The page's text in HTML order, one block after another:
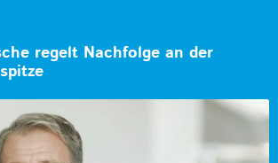
regelt Nachfolge an der